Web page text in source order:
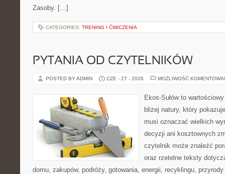
Zasoby. […]
CATEGORIES: TRENING I ĆWICZENIA
PYTANIA OD CZYTELNIKÓW
POSTED BY ADMIN CZE - 27 - 2026 MOŻLIWOŚĆ
Ekos-Sułów to
bliżej natury, który
musi oznaczać wielkich
decyzji ani kosztownych
czytelnik może znaleźć
oraz rzetelne teksty
domu, zakupów, podróży, gotowania, energii, recyklingu,